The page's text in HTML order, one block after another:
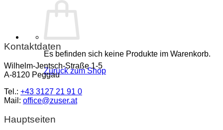
Es befinden sich keine Produkte im Warenkorb.
Zurück zum Shop
Kontaktdaten
Wilhelm-Jentsch-Straße 1-5
A-8120 Peggau
Tel.: +43 3127 21 91 0
Mail: office@zuser.at
Hauptseiten